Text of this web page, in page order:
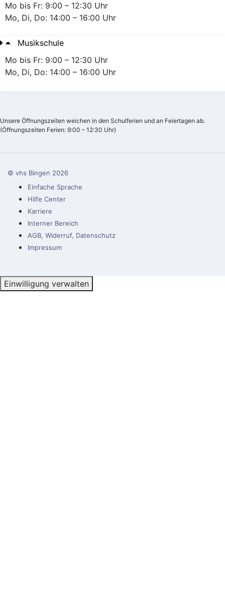
Mo bis Fr: 9:00 – 12:30 Uhr
Mo, Di, Do: 14:00 – 16:00 Uhr
Musikschule
Mo bis Fr: 9:00 – 12:30 Uhr
Mo, Di, Do: 14:00 – 16:00 Uhr
Unsere Öffnungszeiten weichen in den Schulferien und an Feiertagen ab.
(Öffnungszeiten Ferien: 9:00 – 12:30 Uhr)
© vhs Bingen 2026
Einfache Sprache
Hilfe Center
Karriere
Interner Bereich
AGB, Widerruf, Datenschutz
Impressum
Einwilligung verwalten